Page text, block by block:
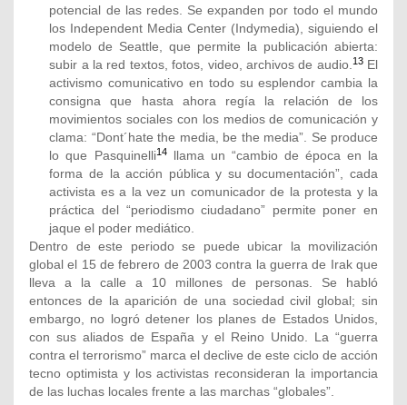
potencial de las redes. Se expanden por todo el mundo
los Independent Media Center (Indymedia), siguiendo el
modelo de Seattle, que permite la publicación abierta:
subir a la red textos, fotos, video, archivos de audio.13El
activismo comunicativo en todo su esplendor cambia la
consigna que hasta ahora regía la relación de los
movimientos sociales con los medios de comunicación y
clama: “Dont´hate the media, be the media”. Se produce
lo que Pasquinelli14llama un “cambio de época en la
forma de la acción pública y su documentación”, cada
activista es a la vez un comunicador de la protesta y la
práctica del “periodismo ciudadano” permite poner en
jaque el poder mediático.
Dentro de este periodo se puede ubicar la movilización
global el 15 de febrero de 2003 contra la guerra de Irak que
lleva a la calle a 10 millones de personas. Se habló
entonces de la aparición de una sociedad civil global; sin
embargo, no logró detener los planes de Estados Unidos,
con sus aliados de España y el Reino Unido. La “guerra
contra el terrorismo” marca el declive de este ciclo de acción
tecno optimista y los activistas reconsideran la importancia
de las luchas locales frente a las marchas “globales”.